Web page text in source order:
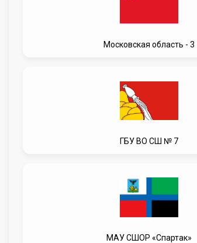
Московская область - 3
ГБУ ВО СШ № 7
МАУ СШОР «Спартак»